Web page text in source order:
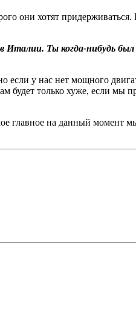
они хотят
Ты когда-нибудь был
если у нас нет мощного
будет только хуже, если мы
главное на данный момент